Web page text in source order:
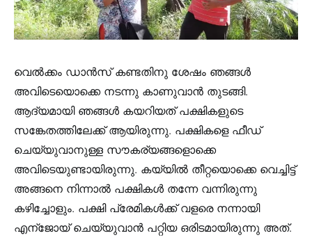
വെൽക്കം ഡാൻസ് കണ്ടതിനു ശേഷം ഞങ്ങൾ
അവിടെയൊക്കെ നടന്നു കാണുവാൻ തുടങ്ങി.
ആദ്യമായി ഞങ്ങൾ കയറിയത് പക്ഷികളുടെ
സങ്കേതത്തിലേക്ക് ആയിരുന്നു. പക്ഷികളെ ഫീഡ്
ചെയ്യുവാനുള്ള സൗകര്യങ്ങളൊക്കെ
അവിടെയുണ്ടായിരുന്നു. കയ്യിൽ തീറ്റയൊക്കെ വെച്ചിട്ട്
അങ്ങനെ നിന്നാൽ പക്ഷികൾ തന്നേ വന്നിരുന്നു
കഴിച്ചോളും. പക്ഷി പ്രേമികൾക്ക് വളരെ നന്നായി
എന്ജോയ് ചെയ്യുവാൻ പറ്റിയ ഒരിടമായിരുന്നു അത്.